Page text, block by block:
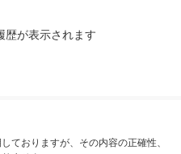
歴が表示されます
ておりますが、その内容の正確性、